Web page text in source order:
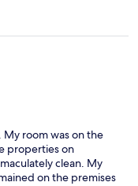
My room was on the
properties on
clean. My
on the premises